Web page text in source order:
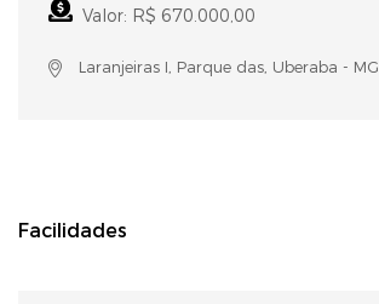
Valor: R$ 670.000,00
Laranjeiras I, Parque das, Uberaba - MG
Facilidades